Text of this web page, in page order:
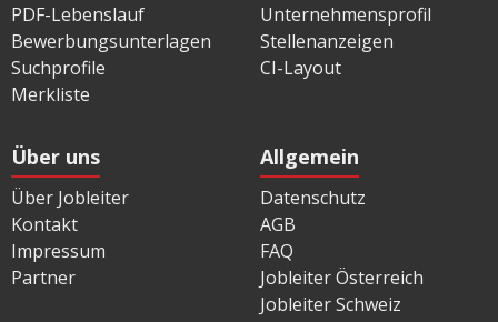
PDF-Lebenslauf
Bewerbungsunterlagen
Suchprofile
Merkliste
Unternehmensprofil
Stellenanzeigen
CI-Layout
Über uns
Über Jobleiter
Kontakt
Impressum
Partner
Allgemein
Datenschutz
AGB
FAQ
Jobleiter Österreich
Jobleiter Schweiz